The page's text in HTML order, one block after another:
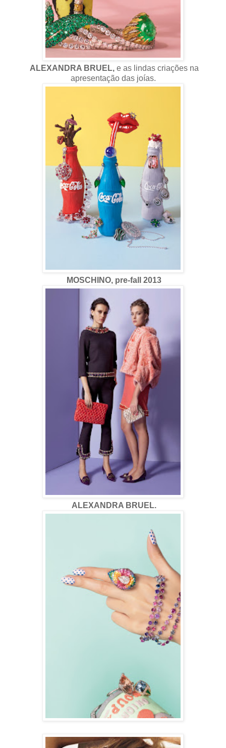
ALEXANDRA BRUEL,e as lindas criações na
apresentação das joías.
MOSCHINO, pre-fall 2013
ALEXANDRA BRUEL.